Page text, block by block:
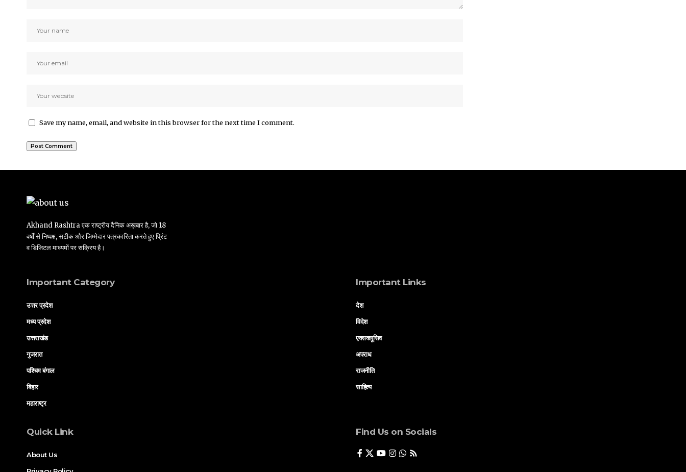
Save my name, email, and website in this browser for the next time I comment.
Akhand Rashtra एक राष्ट्रीय दैनिक अख़बार है, जो 18
वर्षों से निष्पक्ष, सटीक और जिम्मेदार पत्रकारिता करते हुए प्रिंट
व डिजिटल माध्यमों पर सक्रिय है।
Important Category
उत्तर प्रदेश
मध्य प्रदेश
उत्तराखंड
गुजरात
पश्चिम बंगाल
बिहार
महाराष्ट्र
Important Links
देश
विदेश
एक्सक्लूसिव
अपराध
राजनीति
साहित्य
Quick Link
About Us
Find Us on Socials